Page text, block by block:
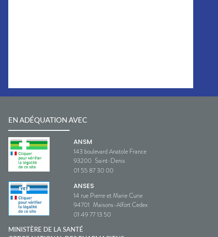
EN ADÉQUATION AVEC
ANSM
143 boulevard Anatole France
93200 Saint-Denis
01 55 87 30 00
ANSES
14 rue Pierre et Marie Curie
94701 Maisons-Alfort Cedex
01 49 77 13 50
MINISTÈRE DE LA SANTÉ